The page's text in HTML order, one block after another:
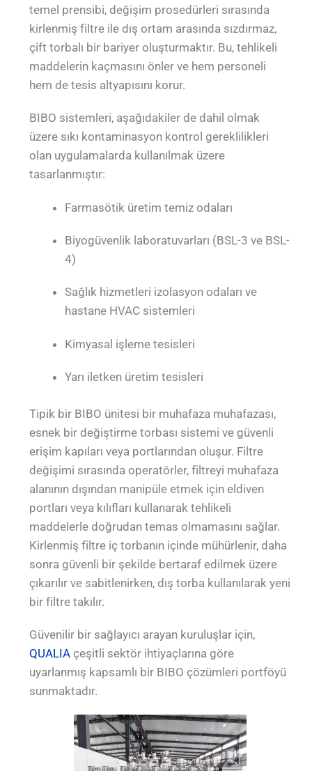
temel prensibi, değişim prosedürleri sırasında
kirlenmiş filtre ile dış ortam arasında sızdırmaz,
çift torbalı bir bariyer oluşturmaktır. Bu, tehlikeli
maddelerin kaçmasını önler ve hem personeli
hem de tesis altyapısını korur.
BIBO sistemleri, aşağıdakiler de dahil olmak
üzere sıkı kontaminasyon kontrol gereklilikleri
olan uygulamalarda kullanılmak üzere
tasarlanmıştır:
Farmasötik üretim temiz odaları
Biyogüvenlik laboratuvarları (BSL-3 ve BSL-
4)
Sağlık hizmetleri izolasyon odaları ve
hastane HVAC sistemleri
Kimyasal işleme tesisleri
Yarı iletken üretim tesisleri
Tipik bir BIBO ünitesi bir muhafaza muhafazası,
esnek bir değiştirme torbası sistemi ve güvenli
erişim kapıları veya portlarından oluşur. Filtre
değişimi sırasında operatörler, filtreyi muhafaza
alanının dışından manipüle etmek için eldiven
portları veya kılıfları kullanarak tehlikeli
maddelerle doğrudan temas olmamasını sağlar.
Kirlenmiş filtre iç torbanın içinde mühürlenir, daha
sonra güvenli bir şekilde bertaraf edilmek üzere
çıkarılır ve sabitlenirken, dış torba kullanılarak yeni
bir filtre takılır.
Güvenilir bir sağlayıcı arayan kuruluşlar için,
QUALIA çeşitli sektör ihtiyaçlarına göre
uyarlanmış kapsamlı bir BIBO çözümleri portföyü
sunmaktadır.